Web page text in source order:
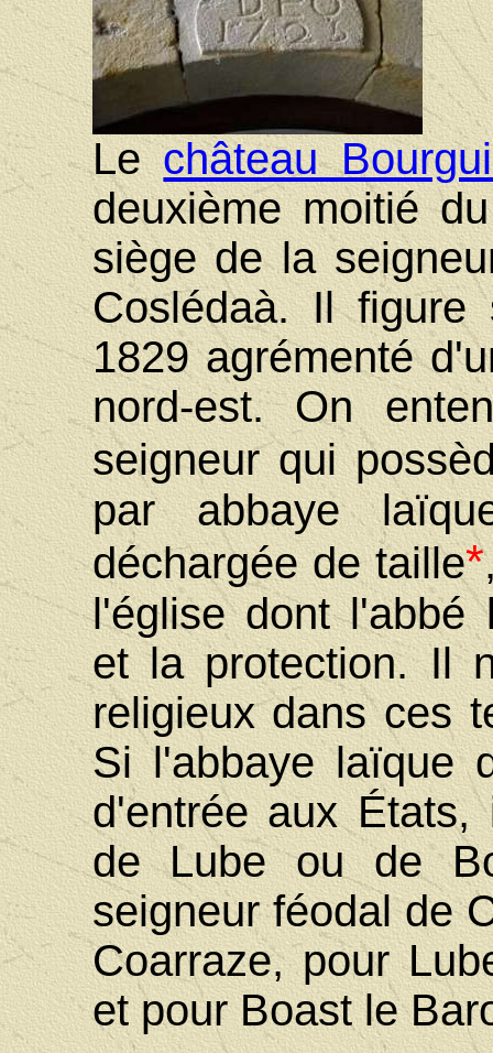
Lechâteau
deuxième moitié
siège de la
Coslédaà. Il
1829 agrémenté
nord-est. On
seigneur qui
par abbaye
déchargée de taille*
l'église dont l'abbé
et la protection. Il
religieux dans ces
Si l'abbaye laïque
d'entrée aux
de Lube ou de
seigneur féodal de
Coarraze, pour
et pour Boast le